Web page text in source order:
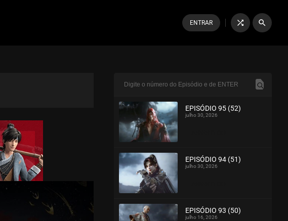
ENTRAR shuffle search
EPISÓDIO 95 (52)
julho 30, 2026
EPISÓDIO 94 (51)
julho 30, 2026
EPISÓDIO 93 (50)
julho 16, 2026